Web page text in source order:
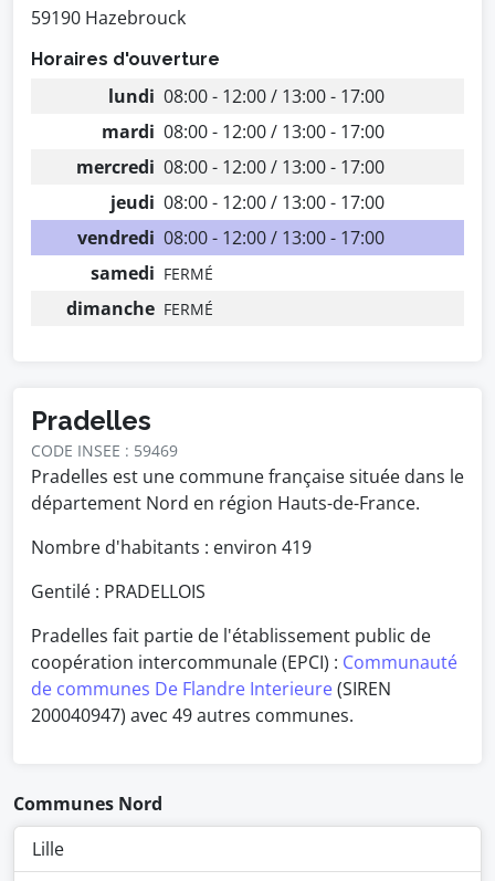
59190 Hazebrouck
Horaires d'ouverture
lundi 08:00 - 12:00 / 13:00 - 17:00
mardi 08:00 - 12:00 / 13:00 - 17:00
mercredi 08:00 - 12:00 / 13:00 - 17:00
jeudi 08:00 - 12:00 / 13:00 - 17:00
vendredi 08:00 - 12:00 / 13:00 - 17:00
samedi FERMÉ
dimanche FERMÉ
Pradelles
CODE INSEE : 59469
Pradelles est une commune française située dans le
département Nord en région Hauts-de-France.
Nombre d'habitants : environ 419
Gentilé : PRADELLOIS
Pradelles fait partie de l'établissement public de
coopération intercommunale (EPCI) : Communauté
de communes De Flandre Interieure(SIREN
200040947) avec 49 autres communes.
Communes Nord
Lille